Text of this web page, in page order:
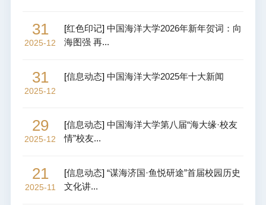
31
2025-12
[红色印记] 中国海洋大学2026年新年贺词：向
海图强 再...
31
2025-12
[信息动态] 中国海洋大学2025年十大新闻
29
2025-12
[信息动态] 中国海洋大学第八届“海大缘·校友
情”校友...
21
2025-11
[信息动态] “谋海济国·鱼悦研途”首届校园历史
文化讲...